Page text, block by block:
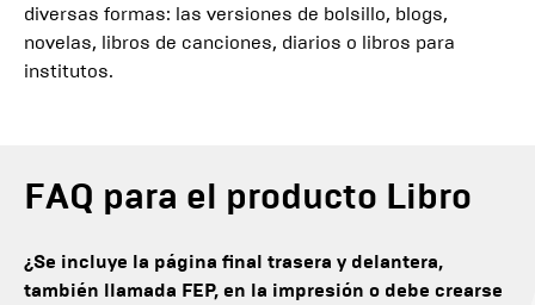
diversas formas: las versiones de bolsillo, blogs,
novelas, libros de canciones, diarios o libros para
institutos.
FAQ para el producto Libro
¿Se incluye la página final trasera y delantera,
también llamada FEP, en la impresión o debe crearse